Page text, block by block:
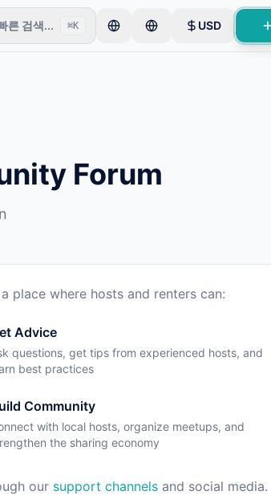
른 검색... ⌘K USD
Forum
place where hosts and renters can:
Advice
questions, get tips from experienced hosts, and
best practices
Community
with local hosts, organize meetups, and
the sharing economy
our support channels and social media.